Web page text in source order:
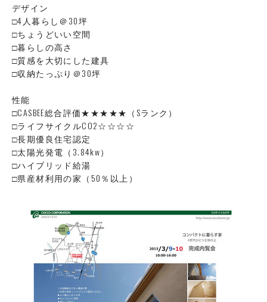
デザイン
□4人暮らし＠30坪
□ちょうどいい空間
□暮らしの高さ
□質感を大切にした建具
□収納たっぷり＠30坪
性能
□CASBEE総合評価★★★★★（Sランク）
□ライフサイクルCO2☆☆☆☆
□長期優良住宅認定
□太陽光発電（3.84kw）
□ハイブリッド給湯
□県産材利用の家（50％以上）